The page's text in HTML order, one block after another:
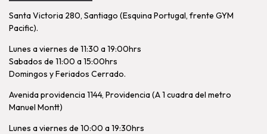
Santa Victoria 280, Santiago (Esquina Portugal, frente GYM
Pacific).
Lunes a viernes de 11:30 a 19:00hrs
Sabados de 11:00 a 15:00hrs
Domingos y Feriados Cerrado.
Avenida providencia 1144, Providencia (A 1 cuadra del metro
Manuel Montt)
Lunes a viernes de 10:00 a 19:30hrs